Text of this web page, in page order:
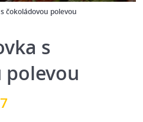
čokoládovou polevou
s
polevou